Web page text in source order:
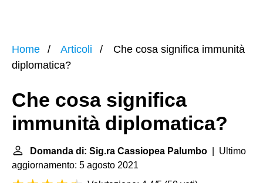
Home Articoli
Che cosa significa immunità
diplomatica?
Che cosa significa
immunità diplomatica?
Domanda di: Sig.ra Cassiopea Palumbo | Ultimo
aggiornamento: 5 agosto 2021